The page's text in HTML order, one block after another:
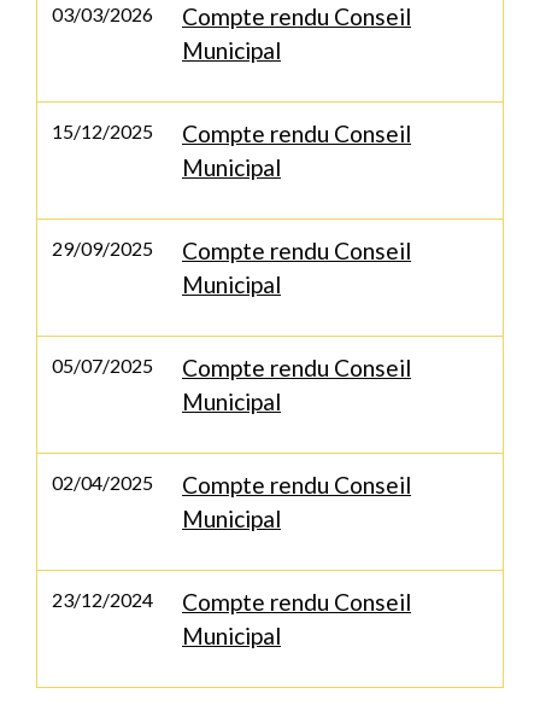
03/03/2026
Compte rendu Conseil
Municipal
15/12/2025
Compte rendu Conseil
Municipal
29/09/2025
Compte rendu Conseil
Municipal
05/07/2025
Compte rendu Conseil
Municipal
02/04/2025
Compte rendu Conseil
Municipal
23/12/2024
Compte rendu Conseil
Municipal